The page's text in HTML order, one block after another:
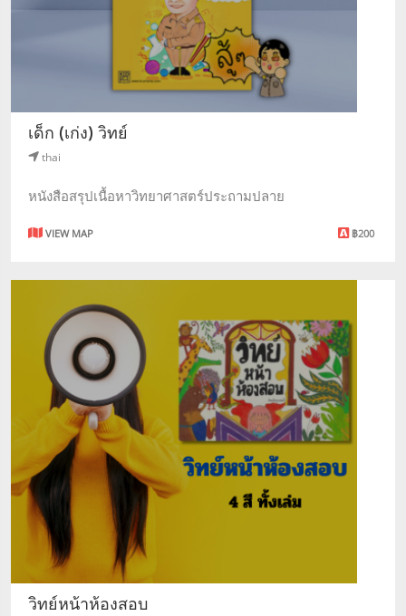
เด็ก (เก่ง) วิทย์
thai
หนังสือสรุปเนื้อหาวิทยาศาสตร์ประถามปลาย
VIEW MAP ฿200
วิทย์หน้าห้องสอบ